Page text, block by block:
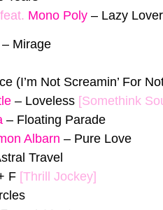
feat. Mono Poly – Lazy Lover
– Mirage
(I’m Not Screamin’ For
– Loveless [Somethink
– Floating Parade
Albarn – Pure Love
Travel
F [Thrill Jockey]